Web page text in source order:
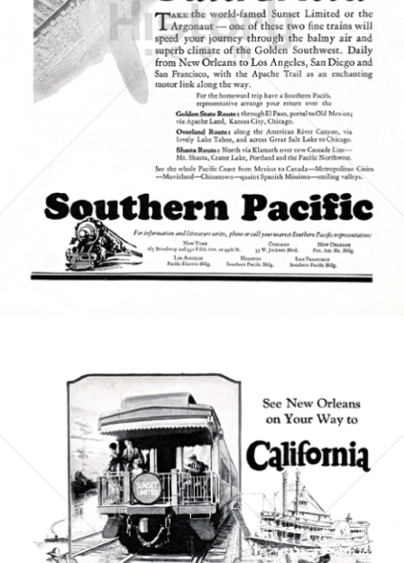
SOUTHERN PACIFIC Southern Pacific 1927